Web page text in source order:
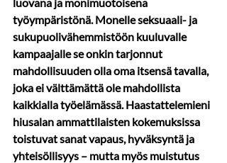
työympäristönä. Monelle seksuaali- ja
sukupuolivähemmistöön kuuluvalle
kampaajalle se onkin tarjonnut
mahdollisuuden olla oma itsensä tavalla,
joka ei välttämättä ole mahdollista
kaikkialla työelämässä. Haastattelemieni
hiusalan ammattilaisten kokemuksissa
toistuvat sanat vapaus, hyväksyntä ja
yhteisöllisyys – mutta myös muistutus